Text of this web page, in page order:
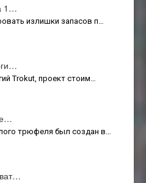
1…
излишки запасов п…
Trokut, проект стоим…
трюфеля был создан в…